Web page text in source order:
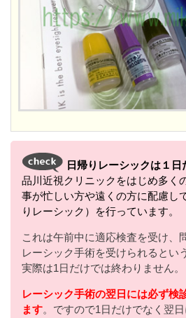
日帰りレーシックは１日
品川近視クリニックをはじめ多く
事が忙しい方や遠くの方に配慮し
りレーシック）を行っています。
これは午前中に適応検査を受け、
レーシック手術を受けられるとい
実際は1日だけでは終わりません。
レーシック手術の翌日には必ず検
ます。ですので1日だけでなく翌